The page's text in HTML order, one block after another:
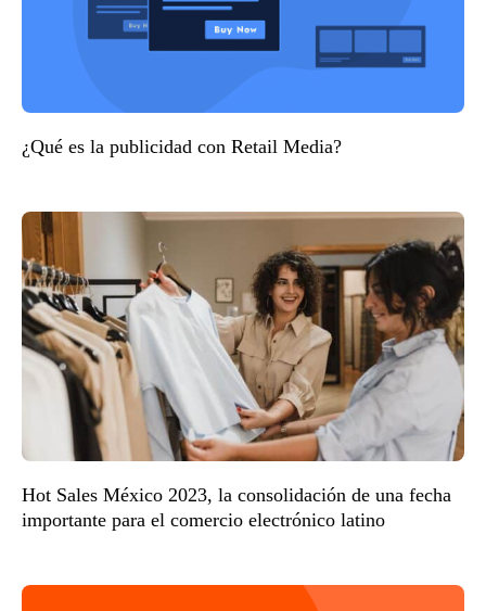
¿Qué es la publicidad con Retail Media?
Hot Sales México 2023, la consolidación de una fecha
importante para el comercio electrónico latino